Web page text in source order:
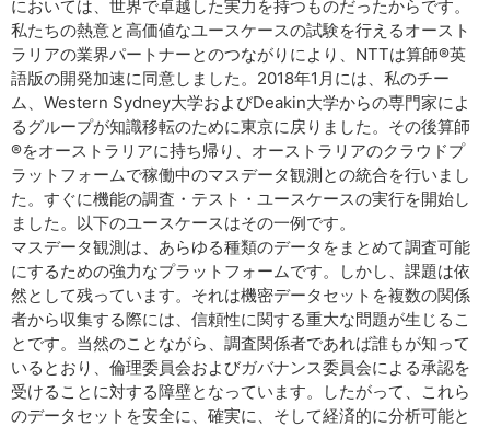
においては、世界で卓越した実力を持つものだったからです。
私たちの熱意と高価値なユースケースの試験を行えるオースト
ラリアの業界パートナーとのつながりにより、NTTは算師®英
語版の開発加速に同意しました。2018年1月には、私のチー
ム、Western Sydney大学およびDeakin大学からの専門家によ
るグループが知識移転のために東京に戻りました。その後算師
®をオーストラリアに持ち帰り、オーストラリアのクラウドプ
ラットフォームで稼働中のマスデータ観測との統合を行いまし
た。すぐに機能の調査・テスト・ユースケースの実行を開始し
ました。以下のユースケースはその一例です。
マスデータ観測は、あらゆる種類のデータをまとめて調査可能
にするための強力なプラットフォームです。しかし、課題は依
然として残っています。それは機密データセットを複数の関係
者から収集する際には、信頼性に関する重大な問題が生じるこ
とです。当然のことながら、調査関係者であれば誰もが知って
いるとおり、倫理委員会およびガバナンス委員会による承認を
受けることに対する障壁となっています。したがって、これら
のデータセットを安全に、確実に、そして経済的に分析可能と